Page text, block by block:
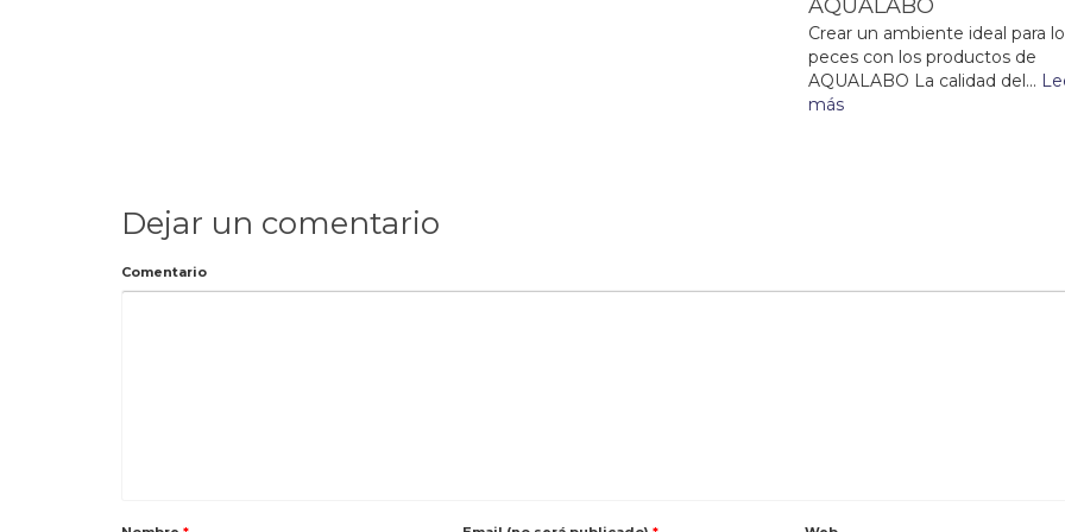
AQUALABO
Crear un ambiente ideal para
peces con los productos de
AQUALABO La calidad del...
más
Dejar un comentario
Comentario